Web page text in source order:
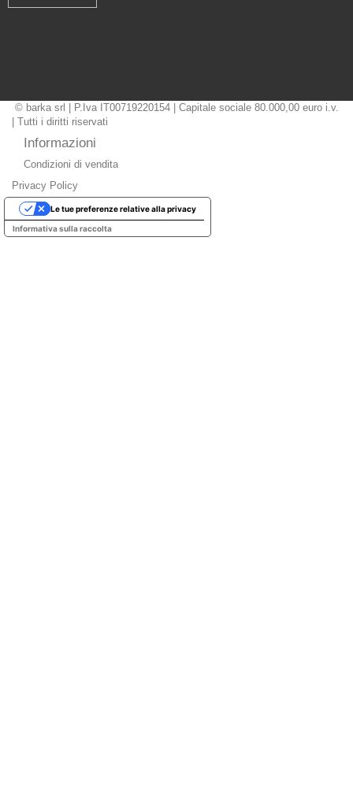
© barka srl | P.Iva IT00719220154 | Capitale sociale 80.000,00 euro i.v.
| Tutti i diritti riservati
Informazioni
Condizioni di vendita
Privacy Policy
Informativa sulla raccolta
Le tue preferenze relative alla privacy